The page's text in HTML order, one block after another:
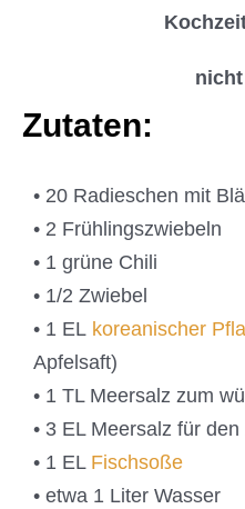
Zutaten:
• 20 Radieschen mit
• 2 Frühlingszwiebeln
• 1 grüne Chili
• 1/2 Zwiebel
• 1 EL koreanischer
Apfelsaft)
• 1 TL Meersalz zum
• 3 EL Meersalz für
• 1 EL Fischsoße
• etwa 1 Liter Wasser